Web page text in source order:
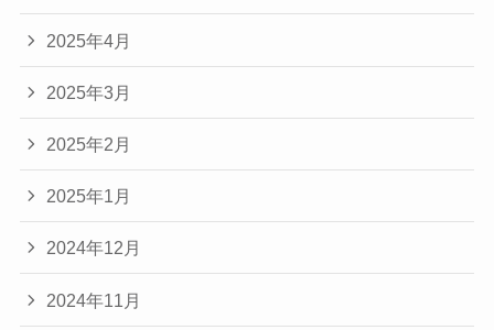
2025年4月
2025年3月
2025年2月
2025年1月
2024年12月
2024年11月